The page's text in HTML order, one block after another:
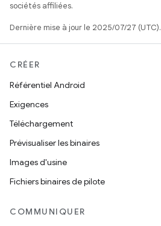
sociétés affiliées.
Dernière mise à jour le 2025/07/27 (UTC).
CRÉER
Référentiel Android
Exigences
Téléchargement
Prévisualiser les binaires
Images d'usine
Fichiers binaires de pilote
COMMUNIQUER